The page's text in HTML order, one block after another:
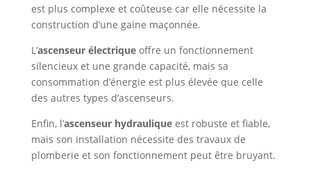
est plus complexe et coûteuse car elle nécessite la
construction d’une gaine maçonnée.
L’ascenseur électriqueoffre un fonctionnement
silencieux et une grande capacité, mais sa
consommation d’énergie est plus élevée que celle
des autres types d’ascenseurs.
Enfin, l’ascenseur hydrauliqueest robuste et fiable,
mais son installation nécessite des travaux de
plomberie et son fonctionnement peut être bruyant.